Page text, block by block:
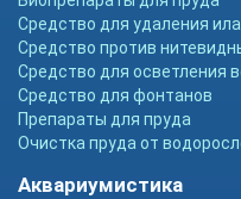
Средство для удаления ила
Средство против
Средство для осветления
Средство для фонтанов
Препараты для пруда
Очистка пруда от
Аквариумистика